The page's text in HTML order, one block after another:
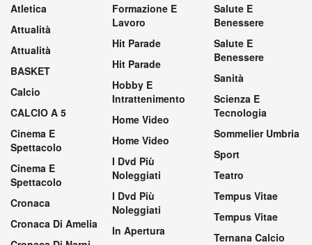
Atletica
Attualità
Attualità
BASKET
Calcio
CALCIO A 5
Cinema E
Spettacolo
Cinema E
Spettacolo
Cronaca
Cronaca Di Amelia
Formazione E
Lavoro
Hit Parade
Hit Parade
Hobby E
Intrattenimento
Home Video
Home Video
I Dvd Più
Noleggiati
I Dvd Più
Noleggiati
In Apertura
Salute E
Benessere
Salute E
Benessere
Sanità
Scienza E
Tecnologia
Sommelier Umbria
Sport
Teatro
Tempus Vitae
Tempus Vitae
Ternana Calcio